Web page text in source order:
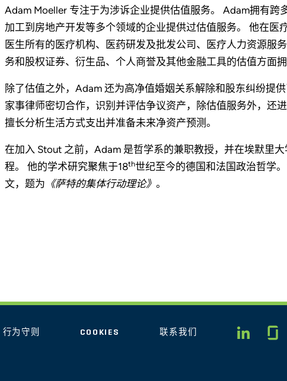
Adam Moeller 专注于为涉诉企业提供估值服务。 Adam拥有跨
加工到房地产开发等多个领域的企业提供过估值服务。 他在医
医生所有的医疗机构、医药研发及批发公司、医疗人力资源服
务和股权证券、衍生品、个人商誉及其他金融工具的估值方面拥
除了估值之外，Adam 还为高净值婚姻关系解除和股东纠纷提
家事律师密切合作，识别并评估争议资产，除估值服务外，还
擅长分析生活方式支出并准备未来净资产预测。
在加入 Stout 之前，Adam 是哲学系的兼职教授，并在埃默里
程。 他的学术研究聚焦于18th世纪至今的德国和法国政治哲学
文，题为 《萨特的集体行动理论》 。
行为守则 COOKIES 联系我们